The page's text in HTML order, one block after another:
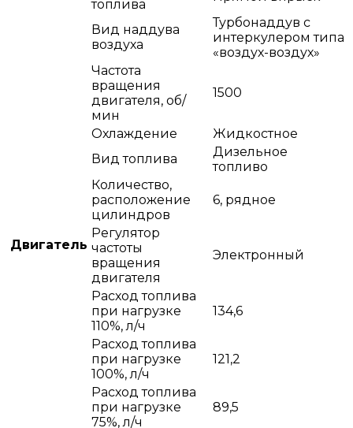
Двигатель
топлива
Вид наддува
воздуха
Турбонаддув с
интеркулером типа
«воздух-воздух»
Частота
вращения
двигателя, об/
мин
1500
Охлаждение
Жидкостное
Вид топлива
Дизельное
топливо
Количество,
расположение
цилиндров
6, рядное
Регулятор
частоты
вращения
двигателя
Электронный
Расход топлива
при нагрузке
110%, л/ч
134,6
Расход топлива
при нагрузке
100%, л/ч
121,2
Расход топлива
при нагрузке
75%, л/ч
89,5